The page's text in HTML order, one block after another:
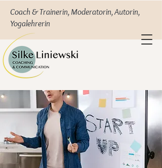
Coach & Trainerin, Moderatorin, Autorin,
Yogalehrerin